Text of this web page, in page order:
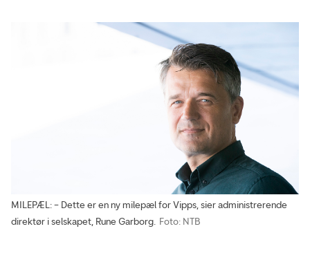
MILEPÆL: – Dette er en ny milepæl for Vipps, sier administrerende
direktør i selskapet, Rune Garborg. Foto: NTB